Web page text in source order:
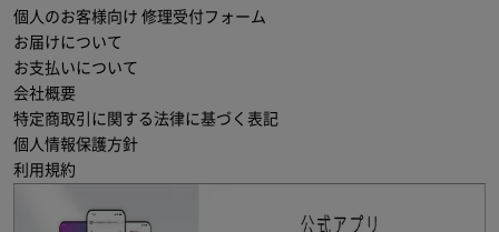
個人のお客様向け 修理受付フォーム
お届けについて
お支払いについて
会社概要
特定商取引に関する法律に基づく表記
個人情報保護方針
利用規約